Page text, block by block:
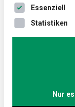
Ob im
die
Es folgt eine
Essenziell
Statistiken
Nur